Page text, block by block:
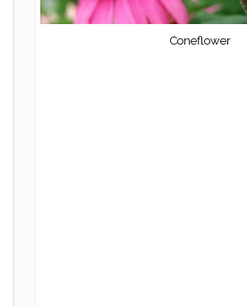
Coneflower